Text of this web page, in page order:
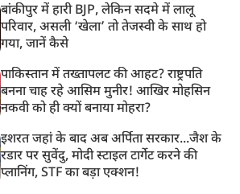
बांकीपुर में हारी BJP, लेकिन सदमे में लालू
परिवार, असली ‘खेला’ तो तेजस्वी के साथ हो
गया, जानें कैसे
पाकिस्तान में तख्तापलट की आहट? राष्ट्रपति
बनना चाह रहे आसिम मुनीर! आखिर मोहसिन
नकवी को ही क्यों बनाया मोहरा?
इशरत जहां के बाद अब अर्पिता सरकार...जैश के
रडार पर सुवेंदु, मोदी स्टाइल टार्गेट करने की
प्लानिंग, STF का बड़ा एक्शन!